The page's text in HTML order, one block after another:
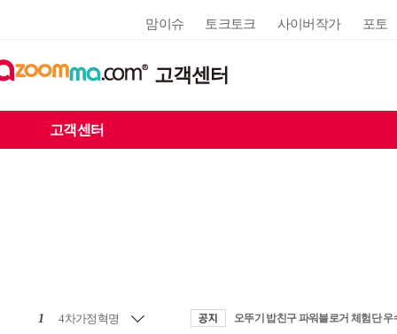
맘이슈 토크토크 사이버작가 포토
고객센터
고객센터
1 4차가정혁명